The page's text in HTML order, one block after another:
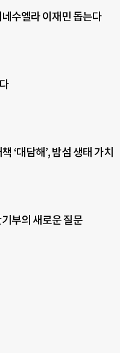
수엘라 이재민 돕는다
‘대담해’, 밤섬 생태 가치
부의 새로운 질문